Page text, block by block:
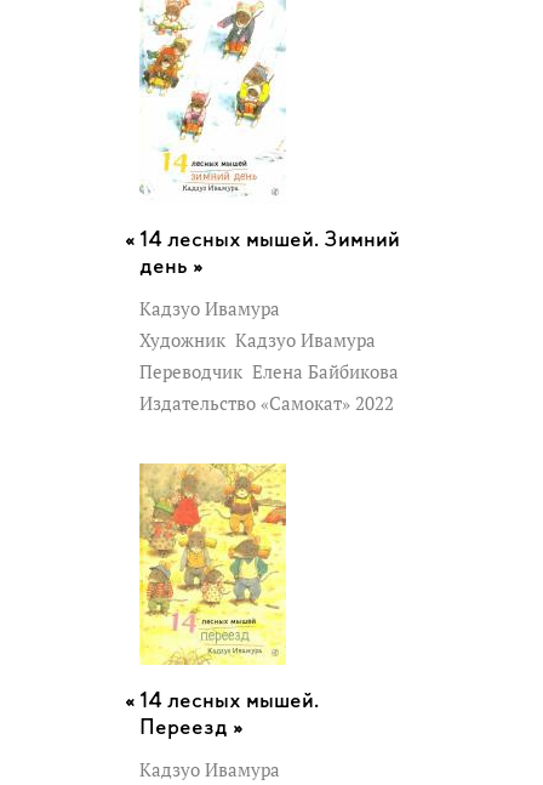
14 лесных мышей. Зимний
день »
Кадзуо Ивамура
Художник Кадзуо Ивамура
Переводчик Елена Байбикова
Издательство «Самокат» 2022
14 лесных мышей.
Переезд »
Кадзуо Ивамура